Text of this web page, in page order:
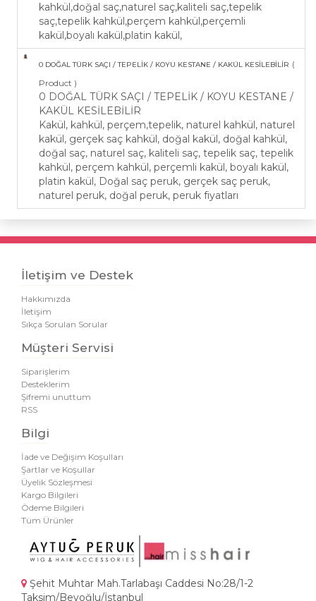
kahkül,doğal saç,naturel saç,kaliteli saç,tepelik
saç,tepelik kahkül,perçem kahkül,perçemli
kakül,boyalı kakül,platin kakül,
0 DOĞAL TÜRK SAÇI / TEPELİK / KOYU KESTANE / KAKÜL KESİLEBİLİR (
Product )
0 DOĞAL TÜRK SAÇI / TEPELİK / KOYU KESTANE /
KAKÜL KESİLEBİLİR
Kakül, kahkül, perçem,tepelik, naturel kahkül, naturel
kakül, gerçek saç kahkül, doğal kakül, doğal kahkül,
doğal saç, naturel saç, kaliteli saç, tepelik saç, tepelik
kahkül, perçem kahkül, perçemli kakül, boyalı kakül,
platin kakül, Doğal saç peruk, gerçek saç peruk,
naturel peruk, doğal peruk, peruk fiyatları
İletişim ve Destek
Hakkımızda
İletişim
Sıkça Sorulan Sorular
Müşteri Servisi
Siparişlerim
Desteklerim
Şifremi unuttum
RSS
Bilgi
İade ve Değişim Koşulları
Şartlar ve Koşullar
Üyelik Sözleşmesi
Kargo Bilgileri
Ödeme Bilgileri
Tüm Ürünler
Şehit Muhtar Mah.Tarlabaşı Caddesi No:28/1-2
Taksim/Beyoğlu/İstanbul